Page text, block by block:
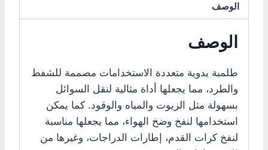
الوصف
الوصف
طلمبة يدوية متعددة الاستخدامات مصممة للشفط
والطرد، مما يجعلها أداة مثالية لنقل السوائل
بسهولة مثل الزيوت والمياه والوقود. كما يمكن
استخدامها لنفخ وضخ الهواء، مما يجعلها مناسبة
لنفخ كرات القدم، إطارات الدراجات، وغيرها من